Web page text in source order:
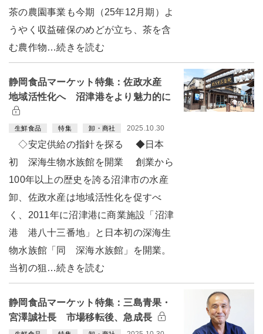
茶の農園事業も今期（25年12月期）よ
うやく収益確保のめどが立ち、茶を含
む農作物…続きを読む
静岡食品マーケット特集：佐政水産
地域活性化へ 沼津港をより魅力的に
生鮮食品 特集 卸・商社 2025.10.30
◇安定供給の指針を探る ◆日本
初 深海生物水族館を開業 創業から
100年以上の歴史を誇る沼津市の水産
卸、佐政水産は地域活性化を促すべ
く、2011年に沼津港に商業施設「沼津
港 港八十三番地」と日本初の深海生
物水族館「同 深海水族館」を開業。
当初の狙…続きを読む
静岡食品マーケット特集：三島青果・
宮澤誠社長 市場移転後、急成長